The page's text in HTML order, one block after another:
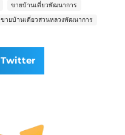
ขายบ้านเดี่ยวพัฒนาการ
ขายบ้านเดี่ยวสวนหลวงพัฒนาการ
Twitter